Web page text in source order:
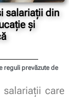
salariații din
și
reguli prevăzute de
salariații care